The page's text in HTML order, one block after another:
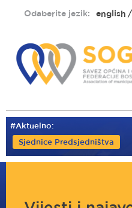
sadržaj
Odaberite jezik: english
#Aktuelno:
Sjednice Predsjedništva